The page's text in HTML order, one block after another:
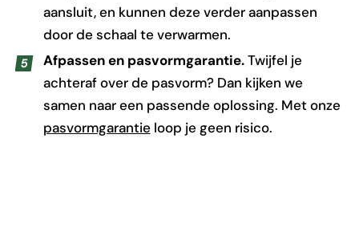
aansluit, en kunnen deze verder aanpassen
door de schaal te verwarmen.
Afpassen en pasvormgarantie.Twijfel je
achteraf over de pasvorm? Dan kijken we
samen naar een passende oplossing. Met onze
pasvormgarantieloop je geen risico.